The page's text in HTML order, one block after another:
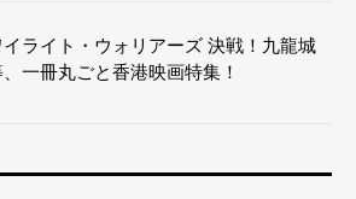
イライト・ウォリアーズ 決戦！九龍城
一冊丸ごと香港映画特集！